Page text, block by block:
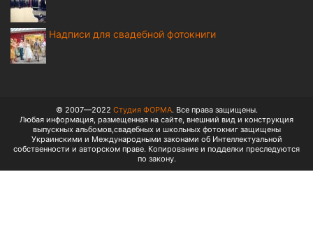
Надписи для свадебной фотокниги
© 2007—2022 Студия ФОРМА. Все права защищены.
Любая информация, размещенная на сайте, внешний вид и конструкция
выпускных альбомов,свадебных и школьных фотокниг защищены
Украинскими и Международными законами об Интеллектуальной
собственности и авторском праве. Копирование и подделки преследуются
по закону.